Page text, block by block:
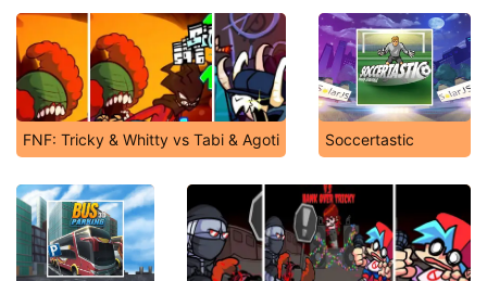
FNF: Tricky & Whitty vs Tabi & Agoti Soccertastic